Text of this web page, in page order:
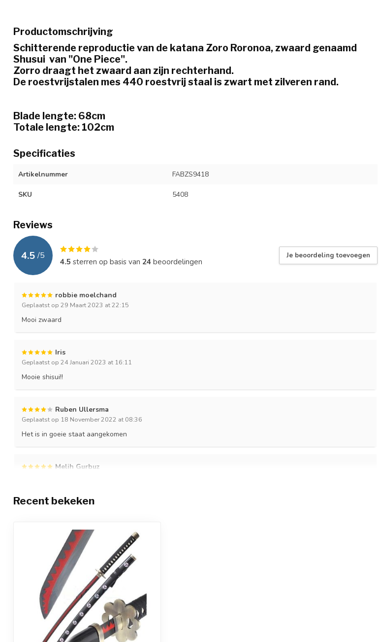
Productomschrijving
Schitterende reproductie van de katana Zoro Roronoa, zwaard genaamd
Shusui van "One Piece".
Zorro draagt het zwaard aan zijn rechterhand.
De roestvrijstalen mes 440 roestvrij staal is zwart met zilveren rand.
Blade lengte: 68cm
Totale lengte: 102cm
Specificaties
Artikelnummer FABZS9418
SKU 5408
Reviews
4.5 /5
4.5 sterren op basis van 24beoordelingen
Je beoordeling toevoegen
robbie moelchand
Geplaatst op 29 Maart 2023 at 22:15
Mooi zwaard
Iris
Geplaatst op 24 Januari 2023 at 16:11
Mooie shisui!!
Ruben Ullersma
Geplaatst op 18 November 2022 at 08:36
Het is in goeie staat aangekomen
Melih Gurbuz
Geplaatst op 15 Oktober 2022 at 07:54
Voor de prijs ziet het
Fazli Bilgi
Geplaatst op 3 Oktober 2022 at 17:55
Product ziet er goed uit
Glynis Petersen
Recent bekeken